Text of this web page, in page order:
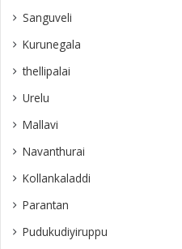
Sanguveli
Kurunegala
thellipalai
Urelu
Mallavi
Navanthurai
Kollankaladdi
Parantan
Pudukudiyiruppu